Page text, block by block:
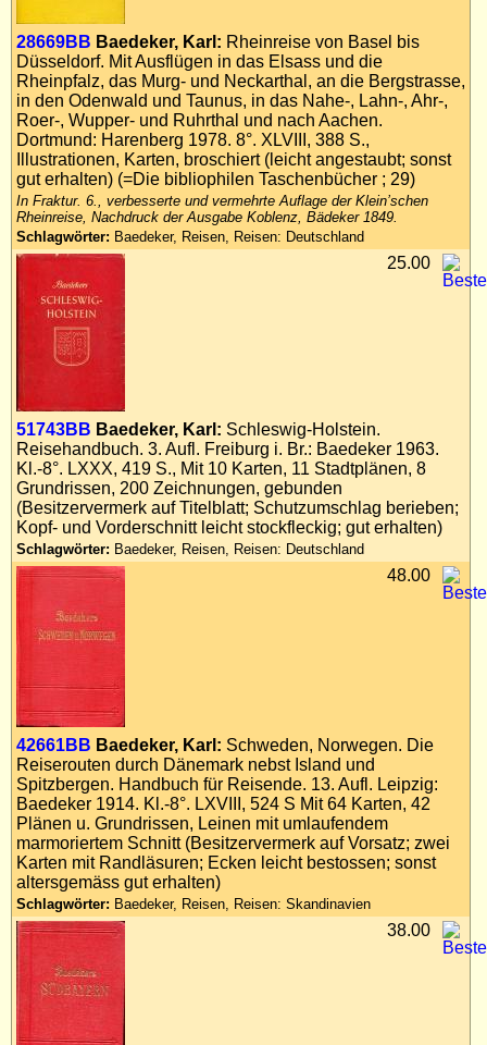
Links
Impressum
Datenschutz
28669BB Baedeker, Karl: Rheinreise von Basel bis
Düsseldorf. Mit Ausflügen in das Elsass und die
Rheinpfalz, das Murg- und Neckarthal, an die Bergstrasse,
in den Odenwald und Taunus, in das Nahe-, Lahn-, Ahr-,
Roer-, Wupper- und Ruhrthal und nach Aachen.
Dortmund: Harenberg 1978. 8°. XLVIII, 388 S.,
Illustrationen, Karten, broschiert (leicht angestaubt; sonst
gut erhalten) (=Die bibliophilen Taschenbücher ; 29)
In Fraktur. 6., verbesserte und vermehrte Auflage der Klein’schen
Rheinreise, Nachdruck der Ausgabe Koblenz, Bädeker 1849.
Schlagwörter: Baedeker, Reisen, Reisen: Deutschland
51743BB Baedeker, Karl: Schleswig-Holstein.
Reisehandbuch. 3. Aufl. Freiburg i. Br.: Baedeker 1963.
Kl.-8°. LXXX, 419 S., Mit 10 Karten, 11 Stadtplänen, 8
Grundrissen, 200 Zeichnungen, gebunden
(Besitzervermerk auf Titelblatt; Schutzumschlag berieben;
Kopf- und Vorderschnitt leicht stockfleckig; gut erhalten)
Schlagwörter: Baedeker, Reisen, Reisen: Deutschland
25.00
42661BB Baedeker, Karl: Schweden, Norwegen. Die
Reiserouten durch Dänemark nebst Island und
Spitzbergen. Handbuch für Reisende. 13. Aufl. Leipzig:
Baedeker 1914. Kl.-8°. LXVIII, 524 S Mit 64 Karten, 42
Plänen u. Grundrissen, Leinen mit umlaufendem
marmoriertem Schnitt (Besitzervermerk auf Vorsatz; zwei
Karten mit Randläsuren; Ecken leicht bestossen; sonst
altersgemäss gut erhalten)
Schlagwörter: Baedeker, Reisen, Reisen: Skandinavien
48.00
38.00